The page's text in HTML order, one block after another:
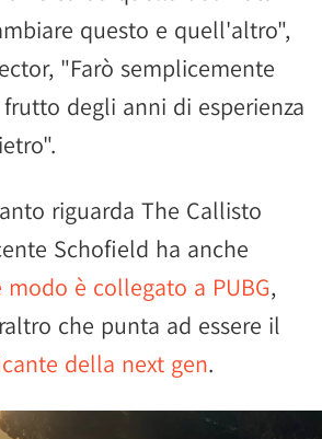
questo e quell'altro",
"Farò semplicemente
degli anni di esperienza
riguarda The Callisto
Schofield ha anche
modo è collegato a PUBG,
che punta ad essere il
della next gen.